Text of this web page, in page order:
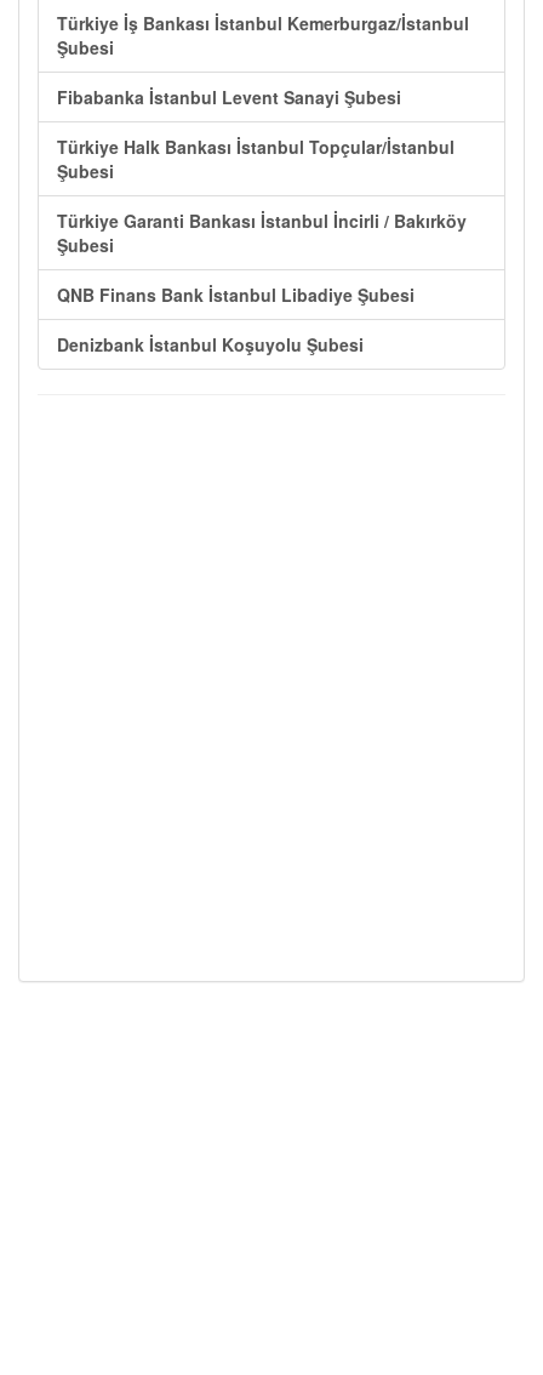
Türkiye İş Bankası İstanbul Kemerburgaz/İstanbul
Şubesi
Fibabanka İstanbul Levent Sanayi Şubesi
Türkiye Halk Bankası İstanbul Topçular/İstanbul
Şubesi
Türkiye Garanti Bankası İstanbul İncirli / Bakırköy
Şubesi
QNB Finans Bank İstanbul Libadiye Şubesi
Denizbank İstanbul Koşuyolu Şubesi